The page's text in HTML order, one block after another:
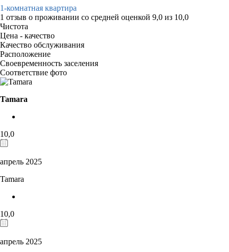
1-комнатная квартира
1 отзыв о проживании со средней оценкой 9,0 из 10,0
Чистота
Цена - качество
Качество обслуживания
Расположение
Своевременность заселения
Соответствие фото
Tamara
10,0
апрель 2025
Tamara
10,0
апрель 2025